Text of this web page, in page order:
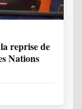
reprise de
Nations